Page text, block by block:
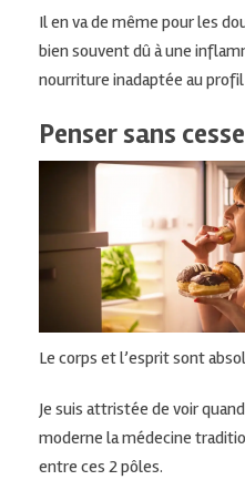
Il en va de même pour les
bien souventdûà une
nourriture inadaptée au
Penser sans
Le corps et l’esprit sont
Je suis attristée de voir
moderne la médecine
entre ces 2 pôles.